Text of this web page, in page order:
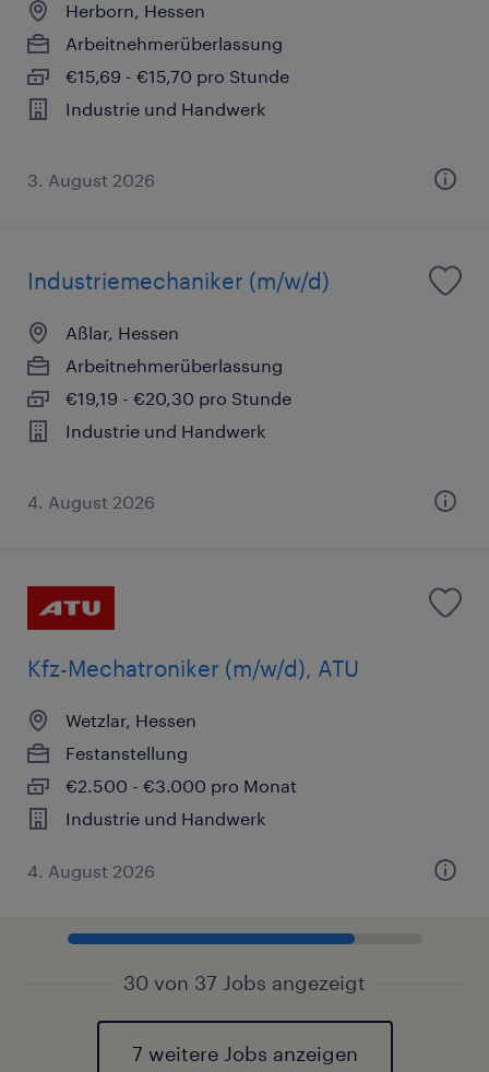
Herborn, Hessen
Arbeitnehmerüberlassung
€15,69 - €15,70 pro Stunde
Industrie und Handwerk
3. August 2026
Industriemechaniker (m/w/d)
Aßlar, Hessen
Arbeitnehmerüberlassung
€19,19 - €20,30 pro Stunde
Industrie und Handwerk
4. August 2026
Kfz-Mechatroniker (m/w/d), ATU
Wetzlar, Hessen
Festanstellung
€2.500 - €3.000 pro Monat
Industrie und Handwerk
4. August 2026
30 von 37 Jobs angezeigt
7 weitere Jobs anzeigen